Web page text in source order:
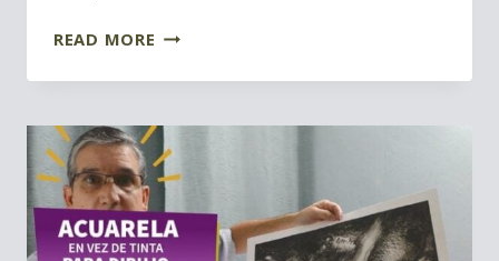
READ MORE PLUMAS
JAPONESAS
PARA
DIBUJO